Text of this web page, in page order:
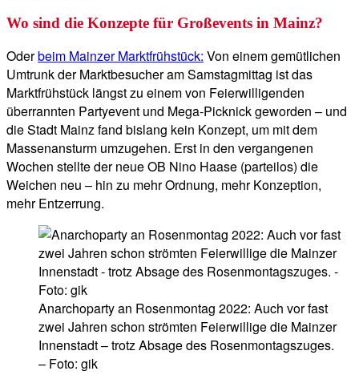
Wo sind die Konzepte für Großevents in Mainz?
Oderbeim Mainzer Marktfrühstück: Von einem gemütlichen
Umtrunk der Marktbesucher am Samstagmittag ist das
Marktfrühstück längst zu einem von Feierwilligenden
überrannten Partyevent und Mega-Picknick geworden – und
die Stadt Mainz fand bislang kein Konzept, um mit dem
Massenansturm umzugehen. Erst in den vergangenen
Wochen stellte der neue OB Nino Haase (parteilos) die
Weichen neu – hin zu mehr Ordnung, mehr Konzeption,
mehr Entzerrung.
Anarchoparty an Rosenmontag 2022: Auch vor fast
zwei Jahren schon strömten Feierwillige die Mainzer
Innenstadt – trotz Absage des Rosenmontagszuges.
– Foto: gik